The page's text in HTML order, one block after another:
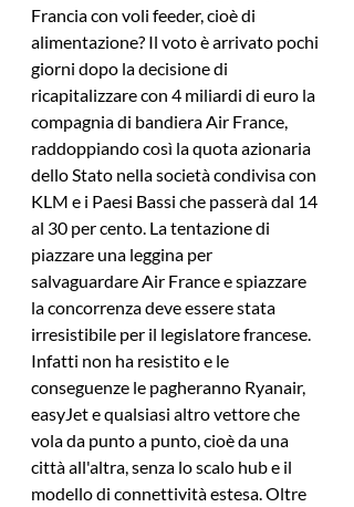
Francia con voli feeder, cioè di
alimentazione? Il voto è arrivato pochi
giorni dopo la decisione di
ricapitalizzare con 4 miliardi di euro la
compagnia di bandiera Air France,
raddoppiando così la quota azionaria
dello Stato nella società condivisa con
KLM e i Paesi Bassi che passerà dal 14
al 30 per cento. La tentazione di
piazzare una leggina per
salvaguardare Air France e spiazzare
la concorrenza deve essere stata
irresistibile per il legislatore francese.
Infatti non ha resistito e le
conseguenze le pagheranno Ryanair,
easyJet e qualsiasi altro vettore che
vola da punto a punto, cioè da una
città all'altra, senza lo scalo hub e il
modello di connettività estesa. Oltre